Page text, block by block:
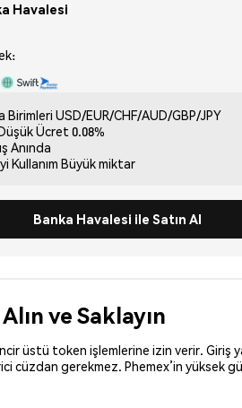
Havalesi
Birimleri USD/EUR/CHF/AUD/GBP/JPY
Ücret 0.08%
Anında
Kullanım Büyük miktar
Banka Havalesi ile Satın Al
ve Saklayın
üstü token işlemlerine izin verir. Giriş
cüzdan gerekmez. Phemex’in yüksek